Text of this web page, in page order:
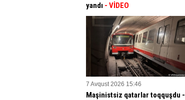
yandı - VİDEO
7 Avqust 2026 15:46
Maşinistsiz qatarlar toqquşdu -